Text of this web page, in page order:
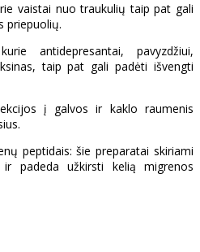
vaistai nuo traukulių taip pat gali
priepuolių.
antidepresantai, pavyzdžiui,
taip pat gali padėti išvengti
į galvos ir kaklo raumenis
peptidais: šie preparatai skiriami
padeda užkirsti kelią migrenos